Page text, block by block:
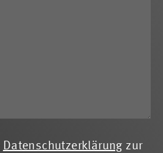
Datenschutzerklärung zur